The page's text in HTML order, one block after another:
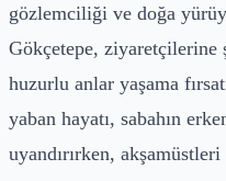
gözlemciliği ve doğa
Gökçetepe, ziyaretçilerine
huzurlu anlar yaşama
yaban hayatı, sabahın
uyandırırken,